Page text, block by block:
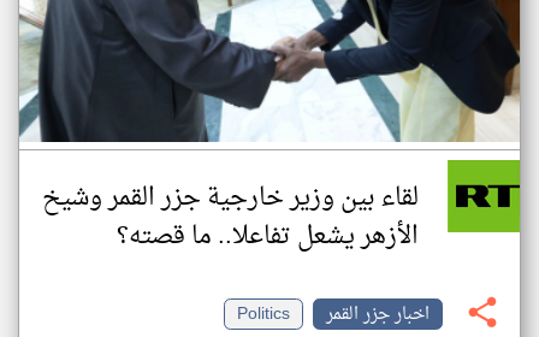
لقاء بين وزير خارجية جزر القمر وشيخ
الأزهر يشعل تفاعلا.. ما قصته؟
اخبار جزر القمر
Politics